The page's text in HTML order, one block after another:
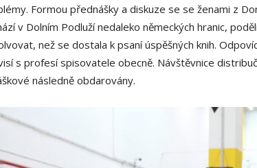
Formou přednášky a diskuze se se ženami z
v Dolním Podluží nedaleko německých hranic,
než se dostala k psaní úspěšných knih.
s profesí spisovatele obecně. Návštěvnice
následně obdarovány.